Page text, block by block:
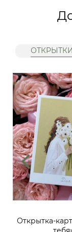
ОТКРЫТКИ
Открытка-